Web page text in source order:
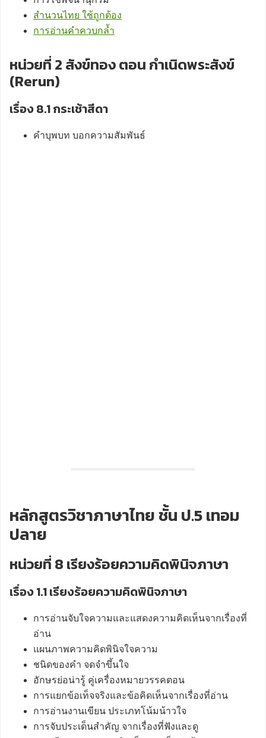
สำนวนไทย ใช้ถูกต้อง
การอ่านคำควบกล้ำ
หน่วยที่ 2 สังข์ทอง ตอน กำเนิดพระสังข์
(Rerun)
เรื่อง 8.1 กระเช้าสีดา
คำบุพบท บอกความสัมพันธ์
หลักสูตรวิชาภาษาไทย ชั้น ป.5 เทอม
ปลาย
หน่วยที่ 8 เรียงร้อยความคิดพินิจภาษา
เรื่อง 1.1 เรียงร้อยความคิดพินิจภาษา
การอ่านจับใจความและแสดงความคิดเห็นจากเรื่องที่
อ่าน
แผนภาพความคิดพินิจใจความ
ชนิดของคำ จดจำขึ้นใจ
อักษรย่อน่ารู้ คู่เครื่องหมายวรรคตอน
การแยกข้อเท็จจริงและข้อคิดเห็นจากเรื่องที่อ่าน
การอ่านงานเขียน ประเภทโน้มน้าวใจ
การจับประเด็นสำคัญ จากเรื่องที่ฟังและดู